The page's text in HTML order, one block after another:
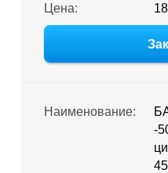
Цена:
Наименование:
-